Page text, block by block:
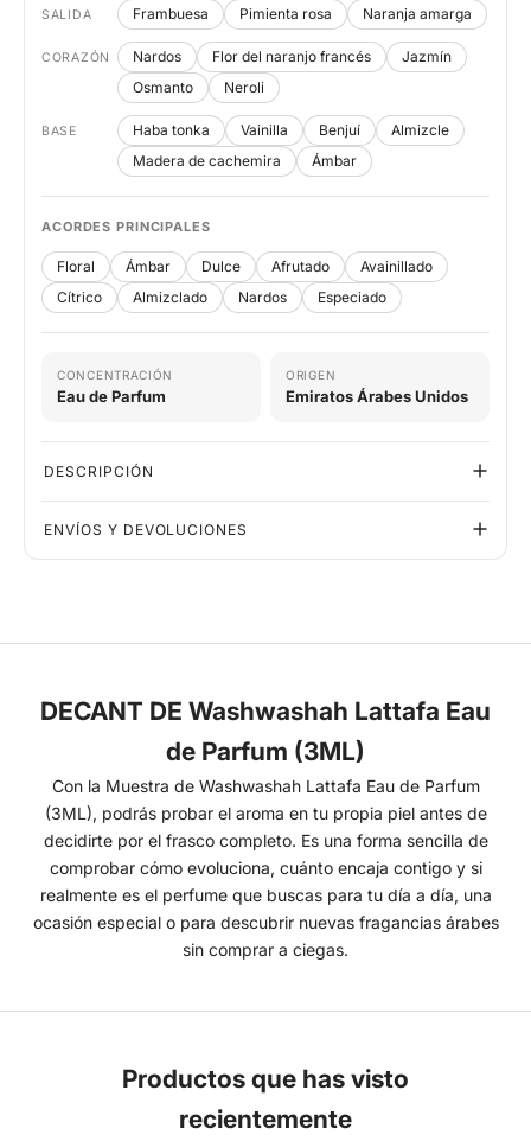
SALIDA Frambuesa Pimienta rosa Naranja amarga
CORAZÓN Nardos Flor del naranjo francés
Jazmín
Osmanto
Neroli
BASE Haba tonka Vainilla Benjuí
Almizcle
Madera de cachemira
Ámbar
ACORDES PRINCIPALES
Floral Ámbar Dulce Afrutado
Avainillado
Cítrico
Almizclado Nardos Especiado
CONCENTRACIÓN
Eau de Parfum
ORIGEN
Emiratos Árabes Unidos
DESCRIPCIÓN
ENVÍOS Y DEVOLUCIONES
DECANT DE Washwashah Lattafa Eau
de Parfum (3ML)
Con la Muestra de Washwashah Lattafa Eau de Parfum
(3ML), podrás probar el aroma en tu propia piel antes de
decidirte por el frasco completo. Es una forma sencilla de
comprobar cómo evoluciona, cuánto encaja contigo y si
realmente es el perfume que buscas para tu día a día, una
ocasión especial o para descubrir nuevas fragancias árabes
sin comprar a ciegas.
Productos que has visto
recientemente